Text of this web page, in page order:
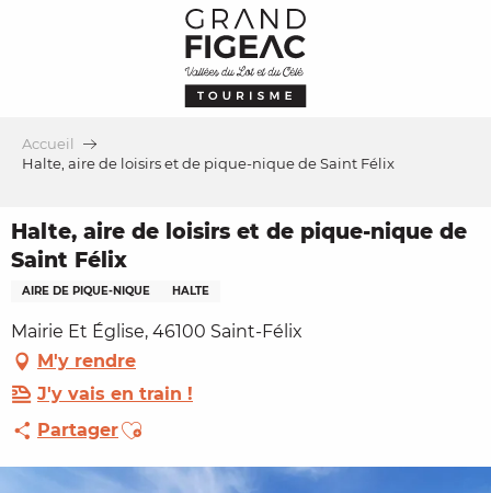
Accueil
Halte, aire de loisirs et de pique-nique de Saint Félix
Halte, aire de loisirs et de pique-nique de
Saint Félix
AIRE DE PIQUE-NIQUE HALTE
Mairie Et Église, 46100 Saint-Félix
M'y rendre
J'y vais en train !
PartagerAjouter aux favoris